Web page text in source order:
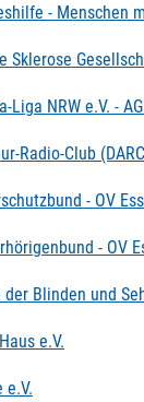
- Menschen
Sklerose
Liga NRW e.V. -
Radio-Club
- OV
- OV
der Blinden und
e.V.
e.V.